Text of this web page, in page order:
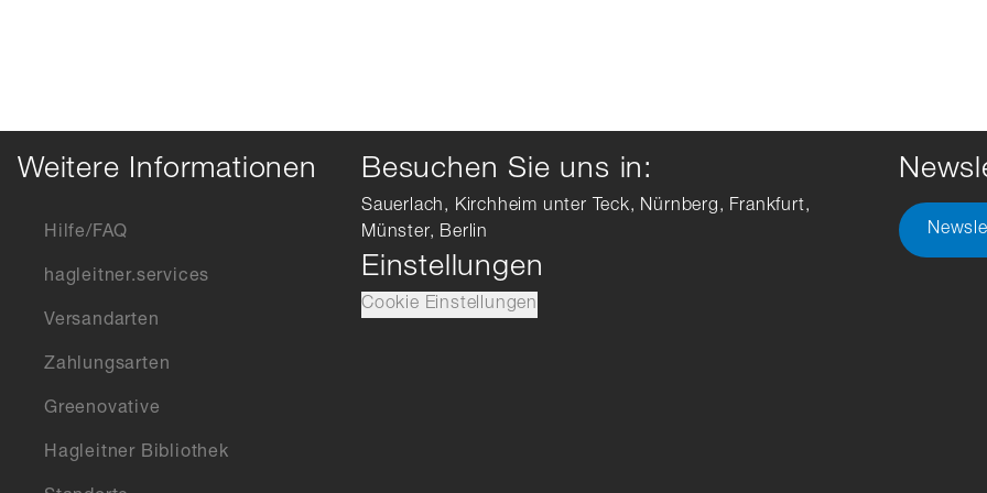
Weitere Informationen
Hilfe/FAQ
hagleitner.services
Versandarten
Zahlungsarten
Greenovative
Hagleitner Bibliothek
Besuchen Sie uns in:
Sauerlach, Kirchheim unter Teck, Nürnberg, Frankfurt,
Münster, Berlin
Einstellungen
Cookie Einstellungen